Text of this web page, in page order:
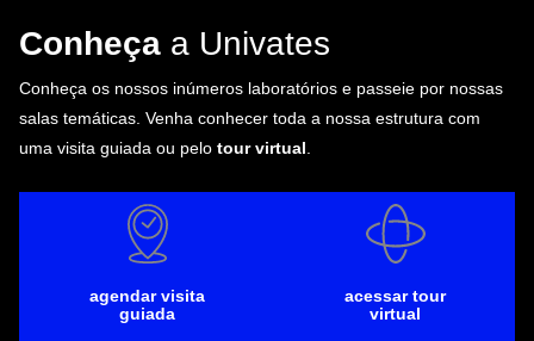
Conheça a Univates
Conheça os nossos inúmeros laboratórios e passeie por nossas
salas temáticas. Venha conhecer toda a nossa estrutura com
uma visita guiada ou pelo tour virtual
agendar visita
guiada
acessar tour
virtual